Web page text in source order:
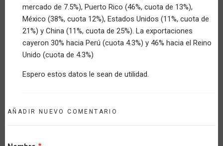
mercado de 7.5%), Puerto Rico (46%, cuota de 13%),
México (38%, cuota 12%), Estados Unidos (11%, cuota de
21%) y China (11%, cuota de 25%). La exportaciones
cayeron 30% hacia Perú (cuota 4.3%) y 46% hacia el Reino
Unido (cuota de 4.3%)
Espero estos datos le sean de utilidad.
AÑADIR NUEVO COMENTARIO